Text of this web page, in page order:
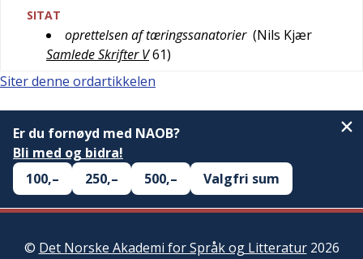
SITAT
oprettelsen af tæringssanatorier (Nils Kjær
Samlede Skrifter V61)
Siter denne ordartikkelen
Er du fornøyd med NAOB?
Bli med og bidra!
100,–
250,– 500,– Valgfri sum
© Det Norske Akademi for Språk og Litteratur2026